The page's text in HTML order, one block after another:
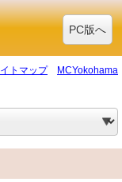
PC版へ
トマップ
MCYokohama